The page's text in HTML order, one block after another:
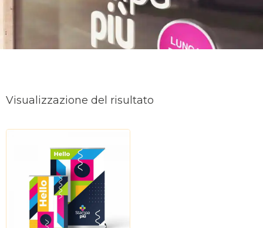
Visualizzazione del risultato